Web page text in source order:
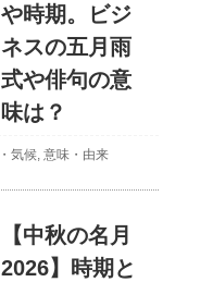
や時期。ビジ
ネスの五月雨
式や俳句の意
味は？
気候, 意味・由来
【中秋の名月
2026】時期と